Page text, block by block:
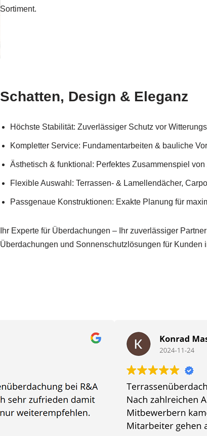
Sortiment.
Schatten, Design & Eleganz
Höchste Stabilität: Zuverlässiger Schutz vor
Kompletter Service: Fundamentarbeiten & bauliche
Ästhetisch & funktional: Perfektes Zusammenspiel
Flexible Auswahl: Terrassen- & Lamellendächer,
Passgenaue Konstruktionen: Exakte Planung für
Ihr Experte für Überdachungen – Ihr zuverlässiger
Überdachungen und Sonnenschutzlösungen für Kunden